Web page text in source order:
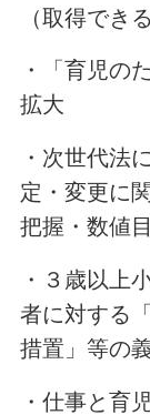
（取得でき
・「育児の
拡大
・次世代法
定・変更に
把握・数値
・３歳以上
者に対する
措置」等の
・仕事と育